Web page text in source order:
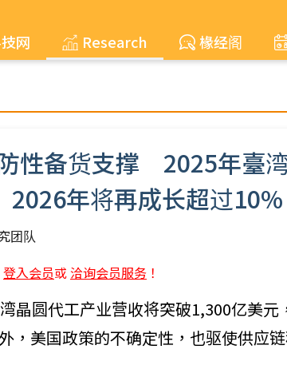
网 Research 椽经阁
性备货支撑 2025年臺
年将再成长超过10%
团队
登入会员或 洽询会员服务 ！
晶圆代工产业营收将突破1,300亿美
，美国政策的不确定性，也驱使供应